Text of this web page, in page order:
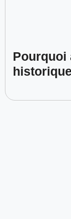
Pourquoi